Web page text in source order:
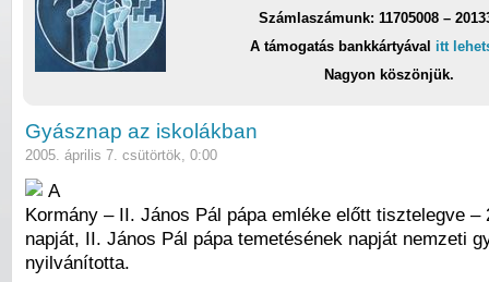
Számlaszámunk: 11705008 –
A támogatás bankkártyával itt
Nagyon köszönjük.
Gyásznap az iskolákban
2005. április 7. csütörtök, 0:00
A
Kormány – II. János Pál pápa emléke előtt tisztelegve –
napját, II. János Pál pápa temetésének napját nemzeti
nyilvánította.